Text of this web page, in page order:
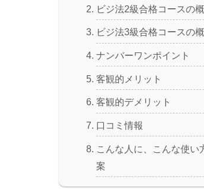
ビジ法2級合格コースの
ビジ法3級合格コースの
ナンバーワンポイント
客観的メリット
客観的デメリット
口コミ情報
こんな人に、こんな使い
案